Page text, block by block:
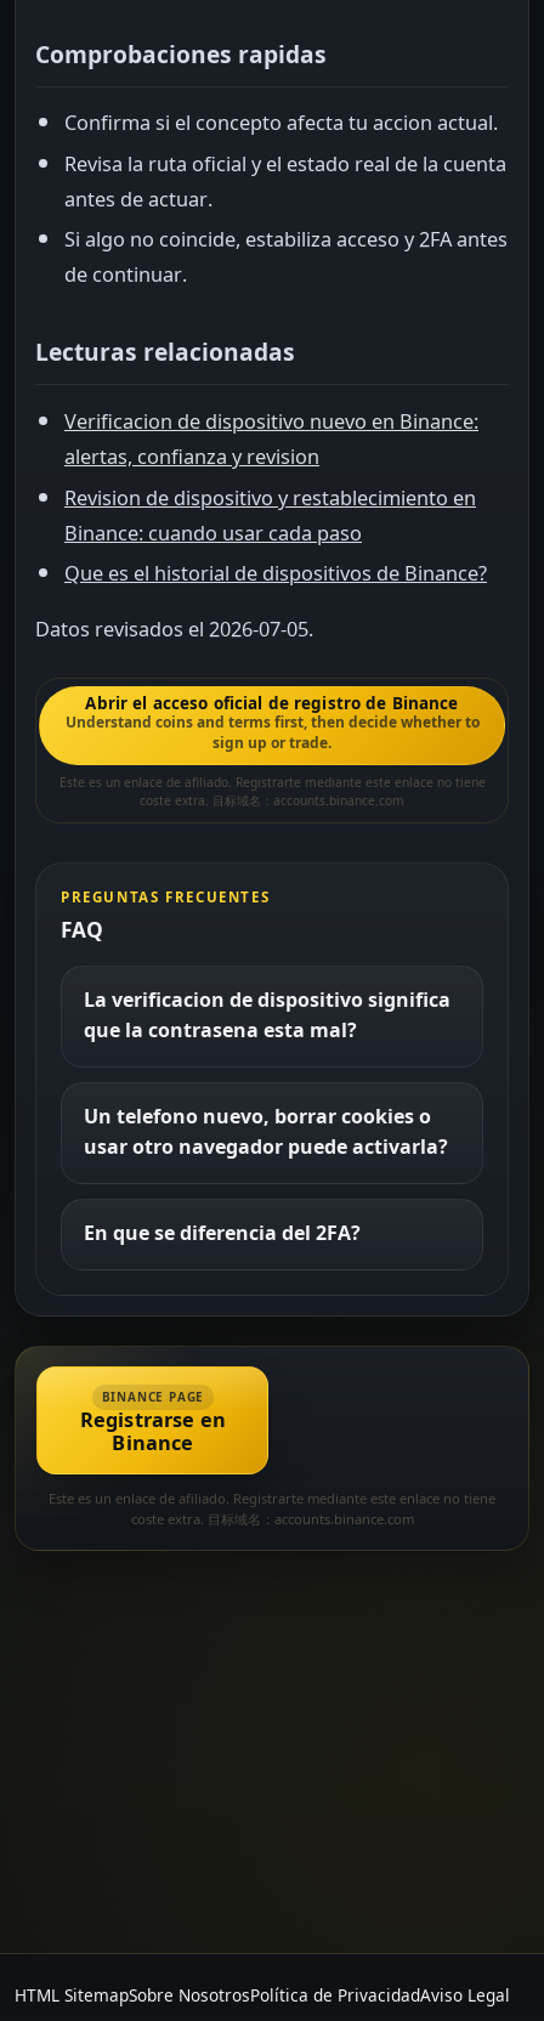
Comprobaciones rapidas
Confirma si el concepto afecta tu accion actual.
Revisa la ruta oficial y el estado real de la cuenta
antes de actuar.
Si algo no coincide, estabiliza acceso y 2FA antes
de continuar.
Lecturas relacionadas
Verificacion de dispositivo nuevo en Binance:
alertas, confianza y revision
Revision de dispositivo y restablecimiento en
Binance: cuando usar cada paso
Que es el historial de dispositivos de Binance?
Datos revisados el 2026-07-05.
Abrir el acceso oficial de registro de Binance
Understand coins and terms first, then decide whether to
sign up or trade.
Este es un enlace de afiliado. Registrarte mediante este enlace no tiene
coste extra. 目标域名：accounts.binance.com
PREGUNTAS FRECUENTES
FAQ
La verificacion de dispositivo significa
que la contrasena esta mal?
Un telefono nuevo, borrar cookies o
usar otro navegador puede activarla?
En que se diferencia del 2FA?
BINANCE PAGE
Registrarse en
Binance
Este es un enlace de afiliado. Registrarte mediante este enlace no tiene
coste extra. 目标域名：accounts.binance.com
HTML SitemapSobre NosotrosPolítica de PrivacidadAviso Legal